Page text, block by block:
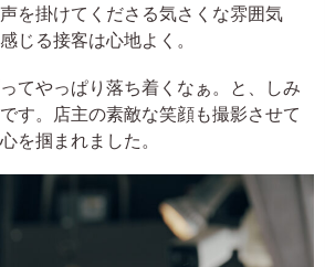
を掛けてくださる気さくな雰囲気
じる接客は心地よく。
てやっぱり落ち着くなぁ。と、しみ
す。店主の素敵な笑顔も撮影させて
を掴まれました。